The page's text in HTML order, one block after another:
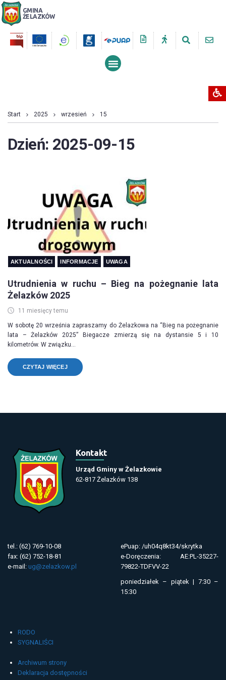
GMINA
ŻELAZKÓW
Start 2025 wrzesień 15
Dzień: 2025-09-15
AKTUALNOŚCI INFORMACJE UWAGA
Utrudnienia w ruchu – Bieg na pożegnanie lata
Żelazków 2025
11 miesięcy temu
W sobotę 20 września zapraszamy do Żelazkowa na “Bieg na pożegnanie
lata – Żelazków 2025” Biegacze zmierzą się na dystansie 5 i 10
kilometrów. W związku...
CZYTAJ WIĘCEJ
Kontakt
Urząd Gminy w Żelazkowie
62-817 Żelazków 138
tel.: (62) 769-10-08
fax: (62) 752-18-81
e-mail: ug@zelazkow.pl
ePuap: /uh04q8kt34/skrytka
e-Doręczenia: AE:PL-35227-
79822-TDFVV-22
poniedziałek – piątek | 7:30 –
15:30
RODO
SYGNALIŚCI
Archiwum strony
Deklaracja dostępności